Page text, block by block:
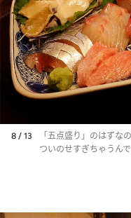
8 / 13
「五点盛り」のはず
ついのせすぎちゃうん